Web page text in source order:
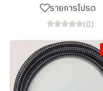
รายการโปรด
(0)